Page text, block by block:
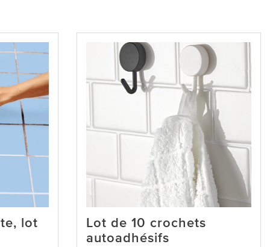
lot
Lot de 10 crochets
autoadhésifs